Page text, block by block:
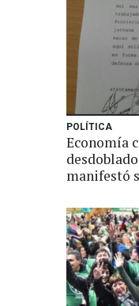
POLÍTICA
Economía
manifestó